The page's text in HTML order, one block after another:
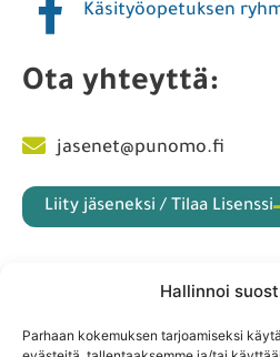
Hallinnoi
Parhaan kokemuksen tarjoamiseksi
Käsityöopetuksen
Ota yhteyttä:
jasenet@punomo.fi
Liity jäseneksi / Tilaa Lisenssi